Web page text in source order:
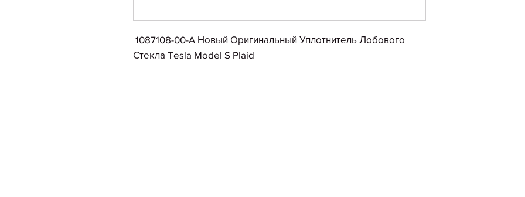
1087108-00-A Новый Оригинальный Уплотнитель Лобового
Стекла Tesla Model S Plaid